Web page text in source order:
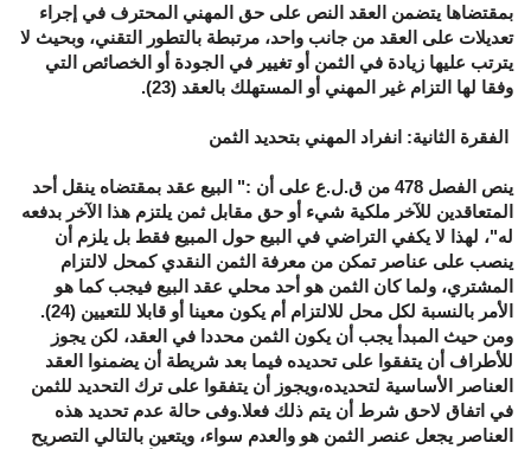
بمقتضاها يتضمن العقد النص على حق المهني المحترف في إجراء
تعديلات على العقد من جانب واحد، مرتبطة بالتطور التقني، وبحيث لا
يترتب عليها زيادة في الثمن أو تغيير في الجودة أو الخصائص التي
وفقا لها التزام غير المهني أو المستهلك بالعقد (23)
.
الفقرة الثانية: انفراد المهني بتحديد الثمن
ينص الفصل 478 من ق.ل.ع على أن :" البيع عقد بمقتضاه ينقل أحد
المتعاقدين للآخر ملكية شيء أو حق مقابل ثمن يلتزم هذا الآخر بدفعه
له"، لهذا لا يكفي التراضي في البيع حول المبيع فقط بل يلزم أن
ينصب على عناصر تمكن من معرفة الثمن النقدي كمحل لالتزام
المشتري، ولما كان الثمن هو أحد محلي عقد البيع فيجب كما هو
الأمر بالنسبة لكل محل للالتزام أم يكون معينا أو قابلا للتعيين (24).
ومن حيث المبدأ يجب أن يكون الثمن محددا في العقد، لكن يجوز
للأطراف أن يتفقوا على تحديده فيما بعد شريطة أن يضمنوا العقد
العناصر الأساسية لتحديده،ويجوز أن يتفقوا على ترك التحديد للثمن
في اتفاق لاحق شرط أن يتم ذلك فعلا.وفى حالة عدم تحديد هذه
العناصر يجعل عنصر الثمن هو والعدم سواء، ويتعين بالتالي التصريح